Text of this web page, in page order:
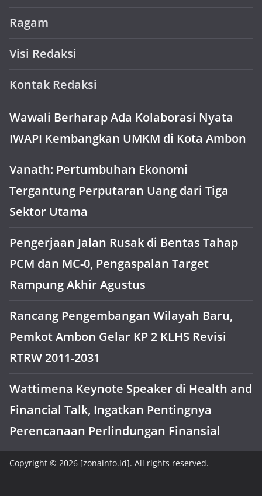
Ragam
Visi Redaksi
Kontak Redaksi
Wawali Berharap Ada Kolaborasi Nyata
IWAPI Kembangkan UMKM di Kota Ambon
Vanath: Pertumbuhan Ekonomi
Tergantung Perputaran Uang dari Tiga
Sektor Utama
Pengerjaan Jalan Rusak di Bentas Tahap
PCM dan MC-0, Pengaspalan Target
Rampung Akhir Agustus
Rancang Pengembangan Wilayah Baru,
Pemkot Ambon Gelar KP 2 KLHS Revisi
RTRW 2011-2031
Wattimena Keynote Speaker di Health and
Financial Talk, Ingatkan Pentingnya
Perencanaan Perlindungan Finansial
Copyright © 2026 [zonainfo.id]. All rights reserved.